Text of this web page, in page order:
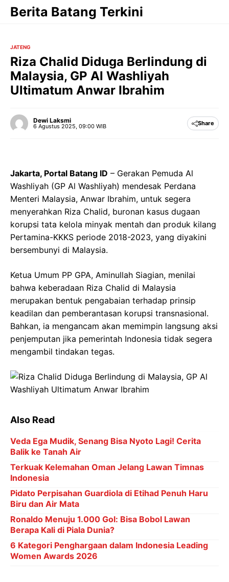
Langsung
Berita Batang Terkini
JATENG
Riza Chalid Diduga Berlindung di
Malaysia, GP Al Washliyah
Ultimatum Anwar Ibrahim
Dewi Laksmi
6 Agustus 2025, 09:00 WIB Share
Jakarta, Portal Batang ID – Gerakan Pemuda Al
Washliyah (GP Al Washliyah) mendesak Perdana
Menteri Malaysia, Anwar Ibrahim, untuk segera
menyerahkan Riza Chalid, buronan kasus dugaan
korupsi tata kelola minyak mentah dan produk kilang
Pertamina-KKKS periode 2018-2023, yang diyakini
bersembunyi di Malaysia.
Ketua Umum PP GPA, Aminullah Siagian, menilai
bahwa keberadaan Riza Chalid di Malaysia
merupakan bentuk pengabaian terhadap prinsip
keadilan dan pemberantasan korupsi transnasional.
Bahkan, ia mengancam akan memimpin langsung aksi
penjemputan jika pemerintah Indonesia tidak segera
mengambil tindakan tegas.
Also Read
Veda Ega Mudik, Senang Bisa Nyoto Lagi! Cerita
Balik ke Tanah Air
Terkuak Kelemahan Oman Jelang Lawan Timnas
Indonesia
Pidato Perpisahan Guardiola di Etihad Penuh Haru
Biru dan Air Mata
Ronaldo Menuju 1.000 Gol: Bisa Bobol Lawan
Berapa Kali di Piala Dunia?
6 Kategori Penghargaan dalam Indonesia Leading
Women Awards 2026